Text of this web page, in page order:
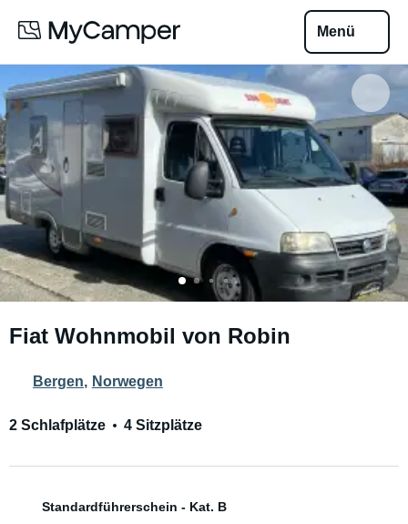
Menü
Fiat Wohnmobil von Robin
Bergen, Norwegen
2 Schlafplätze 4 Sitzplätze
Standardführerschein - Kat. B